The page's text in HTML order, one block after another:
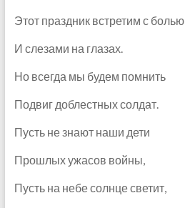
Этот праздник встретим с болью
И слезами на глазах.
Но всегда мы будем помнить
Подвиг доблестных солдат.
Пусть не знают наши дети
Прошлых ужасов войны,
Пусть на небе солнце светит,